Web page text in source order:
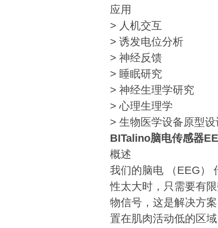
应用
> 人机交互
> 诱发电位分析
> 神经反馈
> 睡眠研究
> 神经生理学研究
> 心理生理学
> 生物医学设备原型设
BITalino脑电传感器
概述
我们的脑电 （EEG）
性太大时，只需要有
物信号，这是解决方
置在肌肉活动低的区